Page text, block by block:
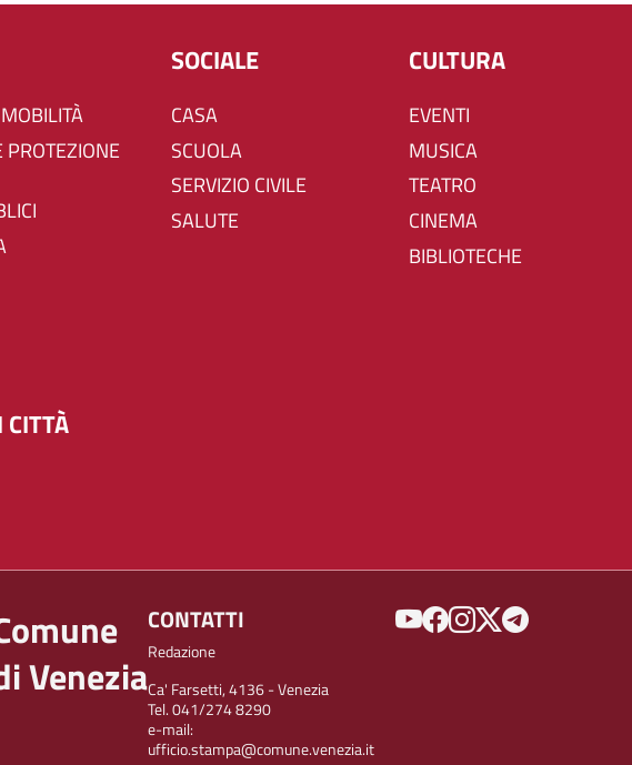
MOBILITÀ
SOCIALE
CASA
SCUOLA
SERVIZIO CIVILE
SALUTE
CULTURA
EVENTI
MUSICA
TEATRO
CINEMA
BIBLIOTECHE
CITTÀ
Venezia
CONTATTI
Redazione
Ca' Farsetti, 4136 - Venezia
Tel. 041/274 8290
e-mail:
ufficio.stampa@comune.venezia.it
SOCIAL MENU